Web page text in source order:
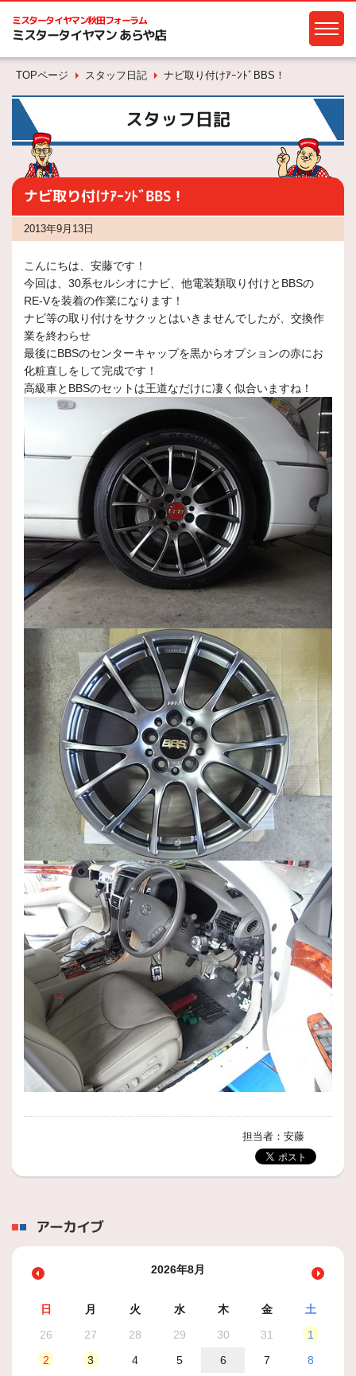
ミスタータイヤマン秋田フォーラム
ミスタータイヤマン あらや店
TOPページ スタッフ日記 ナビ取り付けｱｰﾝﾄﾞBBS！
スタッフ日記
ナビ取り付けｱｰﾝﾄﾞBBS！
2013年9月13日
こんにちは、安藤です！
今回は、30系セルシオにナビ、他電装類取り付けとBBSの
RE-Vを装着の作業になります！
ナビ等の取り付けをサクッとはいきませんでしたが、交換作
業を終わらせ
最後にBBSのセンターキャップを黒からオプションの赤にお
化粧直しをして完成です！
高級車とBBSのセットは王道なだけに凄く似合いますね！
担当者：安藤
アーカイブ
2026年8月
日 月 火 水 木 金
土
26
27 28 29 30 31
1
2
3 4 5 6 7
8